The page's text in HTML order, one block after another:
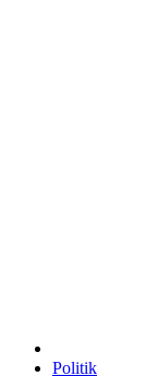
Politik